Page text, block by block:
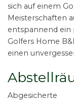
sich auf einem
Meisterschaften
entspannend ein
Golfers Home
einen
Abgesicherte